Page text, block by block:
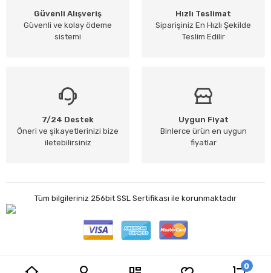
Güvenli Alışveriş
Güvenli ve kolay ödeme
sistemi
Hızlı Teslimat
Siparişiniz En Hızlı Şekilde
Teslim Edilir
7/24 Destek
Öneri ve şikayetlerinizi bize
iletebilirsiniz
Uygun Fiyat
Binlerce ürün en uygun
fiyatlar
Tüm bilgileriniz 256bit SSL Sertifikası ile korunmaktadır
0